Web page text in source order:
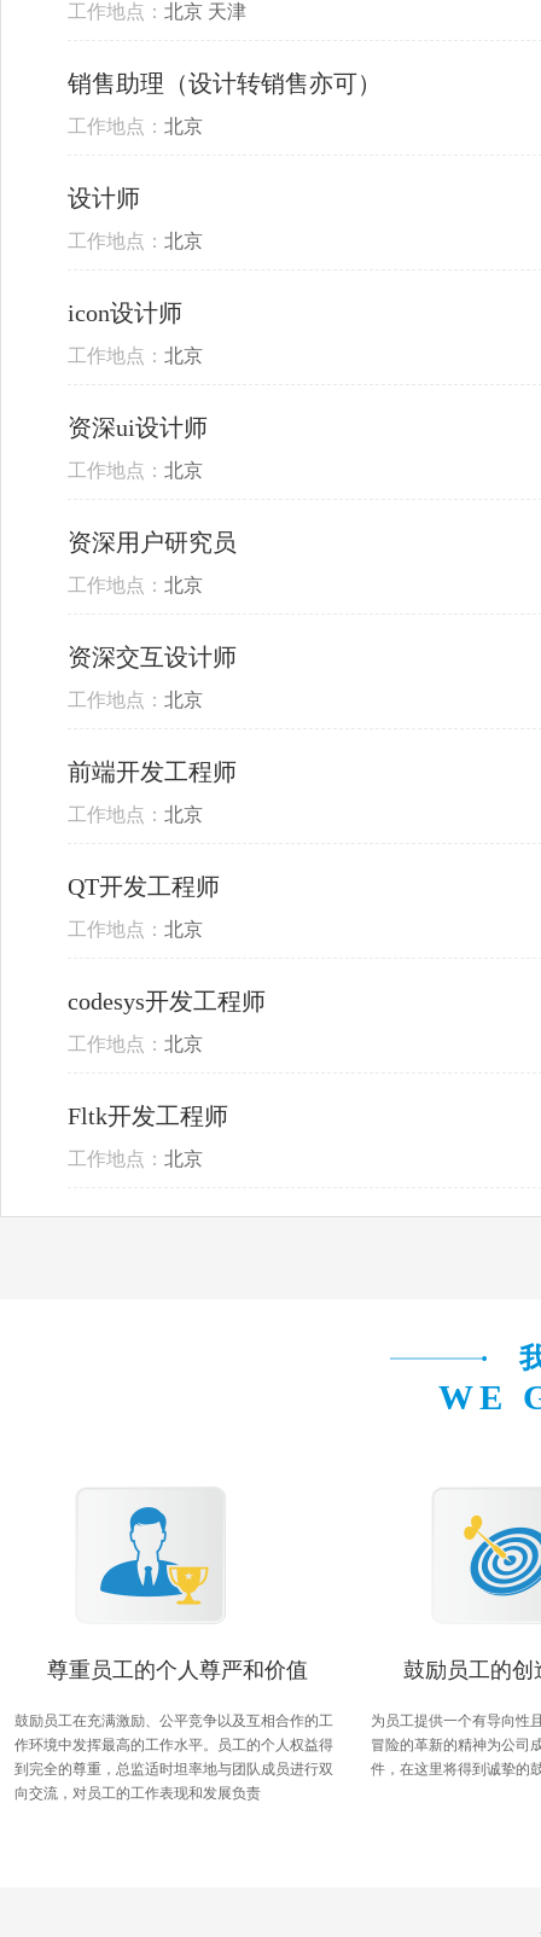
工作地点： 北京 天津
销售助理（设计转销售亦可）
工作地点： 北京
设计师
工作地点： 北京
icon设计师
工作地点： 北京
资深ui设计师
工作地点： 北京
资深用户研究员
工作地点： 北京
资深交互设计师
工作地点： 北京
前端开发工程师
工作地点： 北京
QT开发工程师
工作地点： 北京
codesys开发工程师
工作地点： 北京
Fltk开发工程师
工作地点： 北京
WE
尊重员工的个人尊严和价值
鼓励员工在充满激励、公平竞争以及互相合作的工
作环境中发挥最高的工作水平。员工的个人权益得
到完全的尊重，总监适时坦率地与团队成员进行双
向交流，对员工的工作表现和发展负责
鼓励员工的创
为员工提供一个有导向性
冒险的革新的精神为公司
件，在这里将得到诚挚的